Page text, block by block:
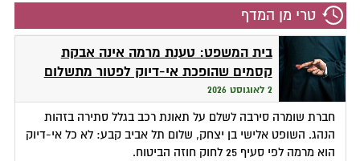
טרי מן המדף
בית המשפט: טענת מרמה אינה אבקת
קסמים שהופכת אי-דיוק לפטור מתשלום
2 לאוגוסט 2026
חברת שומרה סירבה לשלם על תאונת רכב בגלל סתירה בזהות
הנהג. השופט אלישי בן יצחק, שלום תל אביב קבע: לא כל אי-דיוק
הוא מרמה לפי סעיף 25 לחוק חוזה הביטוח.